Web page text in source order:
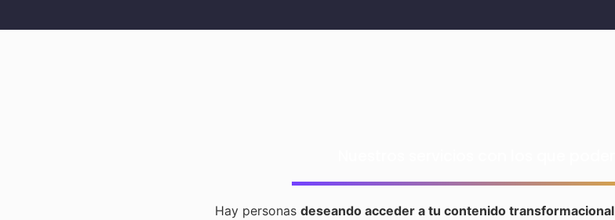
Hay personas deseando acceder a tu contenido transformacional